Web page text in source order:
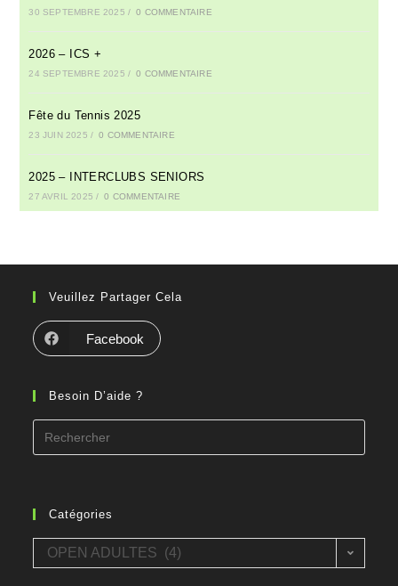
30 SEPTEMBRE 2025 / 0 COMMENTAIRE
2026 – ICS +
24 SEPTEMBRE 2025 / 0 COMMENTAIRE
Fête du Tennis 2025
23 JUIN 2025 / 0 COMMENTAIRE
2025 – INTERCLUBS SENIORS
27 AVRIL 2025 / 0 COMMENTAIRE
Veuillez Partager Cela
Facebook
Besoin D’aide ?
for:
Catégories
Catégories
OPEN ADULTES (4)